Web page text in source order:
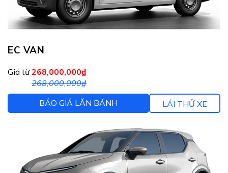
EC VAN
Giá từ268,000,000₫
268,000,000₫
BÁO GIÁ LĂN BÁNH
LÁI THỬ XE